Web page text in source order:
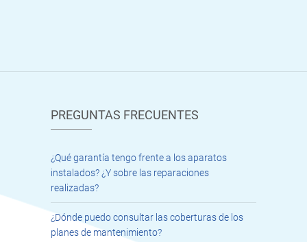
PREGUNTAS FRECUENTES
¿Qué garantía tengo frente a los aparatos
instalados? ¿Y sobre las reparaciones
realizadas?
¿Dónde puedo consultar las coberturas de los
planes de mantenimiento?